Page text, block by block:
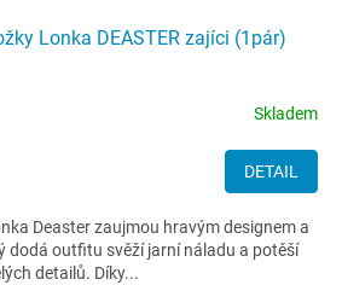
Lonka DEASTER zajíci (1pár)
Skladem
DETAIL
Deaster zaujmou hravým designem a
dodá outfitu svěží jarní náladu a potěší
detailů. Díky...